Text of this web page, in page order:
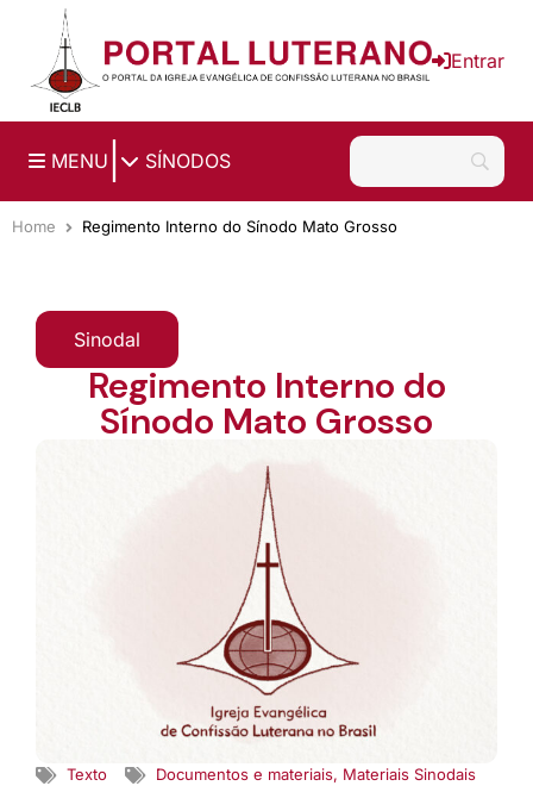
Ir para o conteúdo principal
Entrar
MENU SÍNODOS
Home Regimento Interno do Sínodo Mato Grosso
Sinodal
Regimento Interno do
Sínodo Mato Grosso
Texto Documentos e materiais, Materiais Sinodais